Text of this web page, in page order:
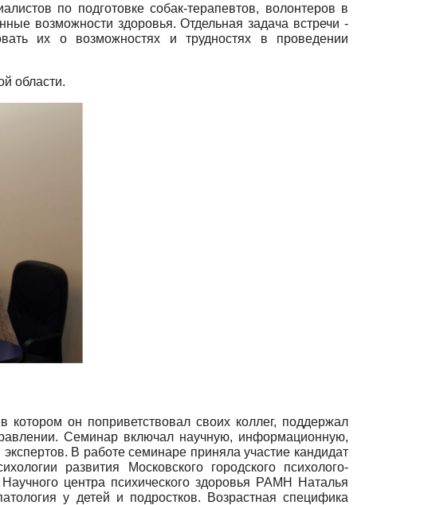
по подготовке собак-терапевтов, волонтеров в
возможности здоровья. Отдельная задача встречи -
их о возможностях и трудностях в проведении
области.
он поприветствовал своих коллег, поддержал
Семинар включал научную, информационную,
В работе семинаре приняла участие кандидат
развития Московского городского психолого-
центра психического здоровья РАМН Наталья
у детей и подростков. Возрастная специфика